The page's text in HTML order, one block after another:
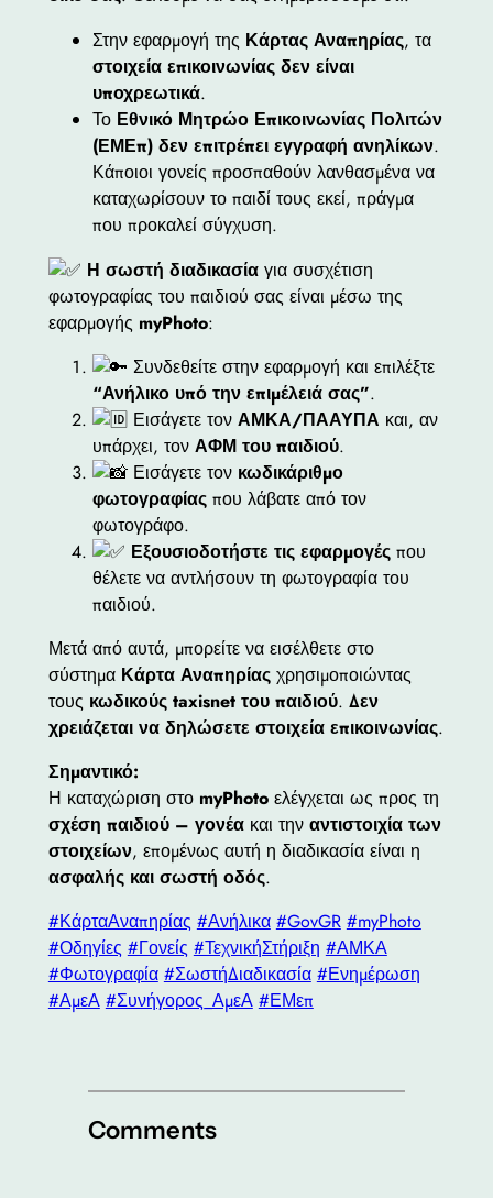
Στην εφαρμογή της Κάρτας Αναπηρίας, τα
στοιχεία επικοινωνίας δεν είναι
υποχρεωτικά.
Το Εθνικό Μητρώο Επικοινωνίας Πολιτών
(ΕΜΕπ) δεν επιτρέπει εγγραφή ανηλίκων.
Κάποιοι γονείς προσπαθούν λανθασμένα να
καταχωρίσουν το παιδί τους εκεί, πράγμα
που προκαλεί σύγχυση.
Η σωστή διαδικασίαγια συσχέτιση
φωτογραφίας του παιδιού σας είναι μέσω της
εφαρμογής myPhoto:
Συνδεθείτε στην εφαρμογή και επιλέξτε
“Ανήλικο υπό την επιμέλειά σας”.
Εισάγετε τον ΑΜΚΑ/ΠΑΑΥΠΑ και, αν
υπάρχει, τον ΑΦΜ του παιδιού.
Εισάγετε τον κωδικάριθμο
φωτογραφίαςπου λάβατε από τον
φωτογράφο.
Εξουσιοδοτήστε τις εφαρμογέςπου
θέλετε να αντλήσουν τη φωτογραφία του
παιδιού.
Μετά από αυτά, μπορείτε να εισέλθετε στο
σύστημα Κάρτα Αναπηρίαςχρησιμοποιώντας
τους κωδικούς taxisnet του παιδιού. Δεν
χρειάζεται να δηλώσετε στοιχεία επικοινωνίας.
Σημαντικό:
Η καταχώριση στο myPhotoελέγχεται ως προς τη
σχέση παιδιού – γονέακαι την αντιστοιχία των
στοιχείων, επομένως αυτή η διαδικασία είναι η
ασφαλής και σωστή οδός.
#ΚάρταΑναπηρίας #Ανήλικα #GovGR #myPhoto
#Οδηγίες #Γονείς #ΤεχνικήΣτήριξη #ΑΜΚΑ
#Φωτογραφία #ΣωστήΔιαδικασία #Ενημέρωση
#ΑμεΑ #Συνήγορος_ΑμεΑ #ΕΜεπ
Comments